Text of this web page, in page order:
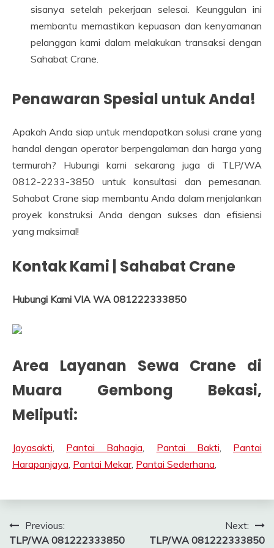
sisanya setelah pekerjaan selesai. Keunggulan ini
membantu memastikan kepuasan dan kenyamanan
pelanggan kami dalam melakukan transaksi dengan
Sahabat Crane.
Penawaran Spesial untuk Anda!
Apakah Anda siap untuk mendapatkan solusi crane yang
handal dengan operator berpengalaman dan harga yang
termurah? Hubungi kami sekarang juga di TLP/WA
0812-2233-3850 untuk konsultasi dan pemesanan.
Sahabat Crane siap membantu Anda dalam menjalankan
proyek konstruksi Anda dengan sukses dan efisiensi
yang maksimal!
Kontak Kami | Sahabat Crane
Hubungi Kami VIA WA 081222333850
Area Layanan Sewa Crane di
Muara Gembong Bekasi,
Meliputi:
Jayasakti Pantai Bahagia Pantai Bakti
Pantai
Harapanjaya Pantai Mekar, Pantai Sederhana
PostPrevious:
TLP/WA 081222333850
Next:
TLP/WA 081222333850